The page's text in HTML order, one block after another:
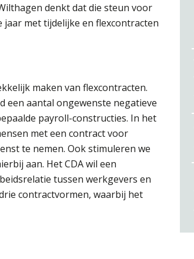
denkt dat die steun voor
met tijdelijke en flexcontracten
maken van flexcontracten.
een aantal ongewenste negatieve
payroll-constructies. In het
met een contract voor
te nemen. Ook stimuleren we
aan. Het CDA wil een
tussen werkgevers en
contractvormen, waarbij het